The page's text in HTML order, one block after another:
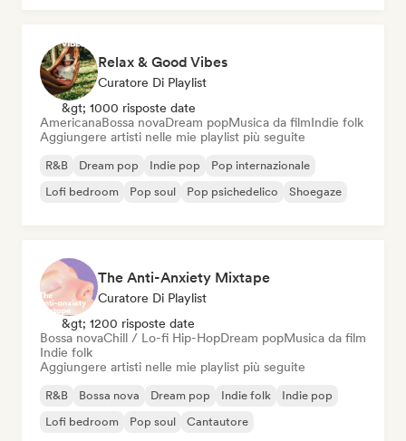
Relax & Good Vibes
Curatore Di Playlist
&gt; 1000 risposte date
AmericanaBossa novaDream popMusica da filmIndie folk
Aggiungere artisti nelle mie playlist più seguite
R&B Dream pop Indie pop
Pop internazionale
Lofi bedroom
Pop soul Pop psichedelico Shoegaze
The Anti-Anxiety Mixtape
Curatore Di Playlist
&gt; 1200 risposte date
Bossa novaChill / Lo-fi Hip-HopDream popMusica da film
Indie folk
Aggiungere artisti nelle mie playlist più seguite
R&B Bossa nova Dream pop Indie folk
Indie pop
Lofi bedroom
Pop soul Cantautore